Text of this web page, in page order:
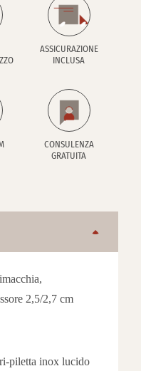
ASSICURAZIONE
INCLUSA
CONSULENZA
GRATUITA
2,5/2,7 cm
piletta inox lucido